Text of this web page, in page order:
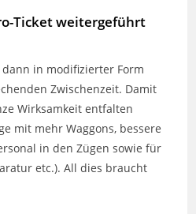
Ticket weitergeführt
in modifizierter Form
Zwischenzeit. Damit
Wirksamkeit entfalten
mit mehr Waggons, bessere
in den Zügen sowie für
etc.). All dies braucht